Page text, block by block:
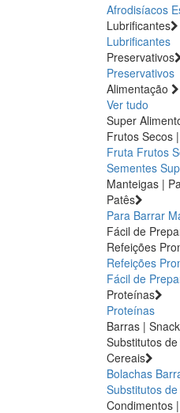
Afrodisíacos
Lubrificantes
Lubrificantes
Preservativos
Preservativos
Alimentação
Ver tudo
Super
Frutos Secos
Fruta Frutos
Sementes
Manteigas |
Patês
Para Barrar
Fácil de
Refeições
Refeições
Fácil de
Proteínas
Proteínas
Barras |
Substitutos
Cereais
Bolachas
Substitutos
Condimentos